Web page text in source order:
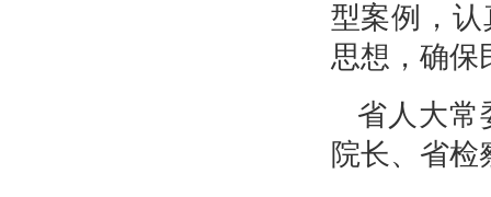
型案例，
思想，确保
省人大常
院长、省检